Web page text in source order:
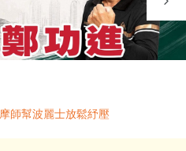
師幫波麗士放鬆紓壓